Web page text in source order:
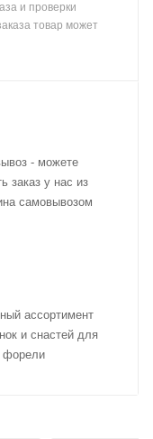
и проверки
товар может
- можете
заказ у нас из
самовывозом
ассортимент
и снастей для
форели